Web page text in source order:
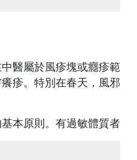
醫屬於風疹塊或癮疹範
疹。特別在春天，風邪
本原則。有過敏體質者